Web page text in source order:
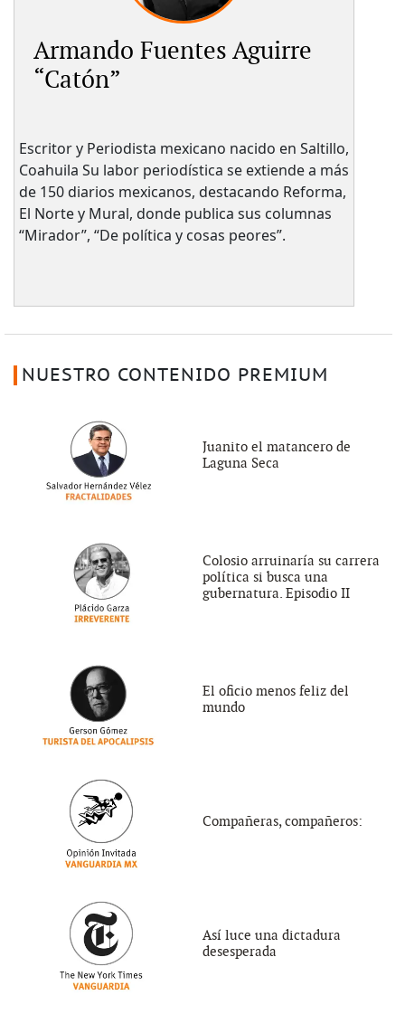
Armando Fuentes Aguirre
“Catón”
Escritor y Periodista mexicano nacido en Saltillo,
Coahuila Su labor periodística se extiende a más
de 150 diarios mexicanos, destacando Reforma,
El Norte y Mural, donde publica sus columnas
“Mirador”, “De política y cosas peores”.
NUESTRO CONTENIDO PREMIUM
Juanito el matancero de
Laguna Seca
Colosio arruinaría su carrera
política si busca una
gubernatura. Episodio II
El oficio menos feliz del
mundo
Compañeras, compañeros:
Así luce una dictadura
desesperada